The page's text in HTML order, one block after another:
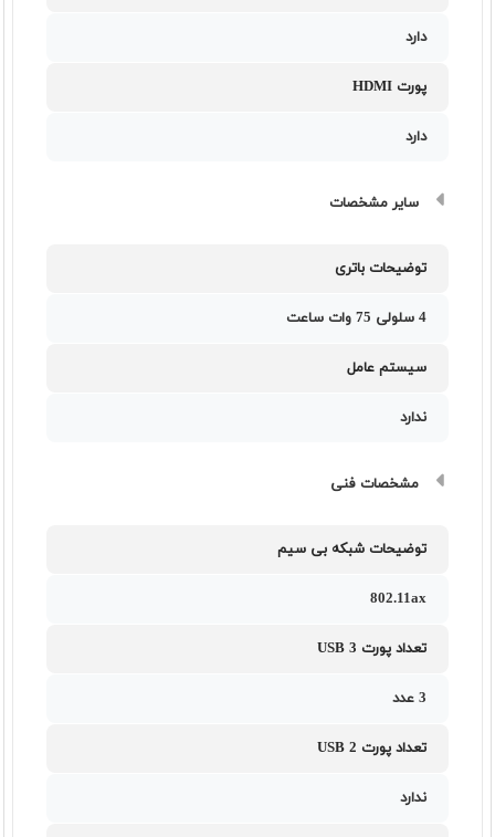
دارد
پورت HDMI
دارد
سایر مشخصات
توضیحات باتری
4 سلولی 75 وات ساعت
سیستم عامل
ندارد
مشخصات فنی
توضیحات شبکه بی سیم
802.11ax
تعداد پورت USB 3
3 عدد
تعداد پورت USB 2
ندارد